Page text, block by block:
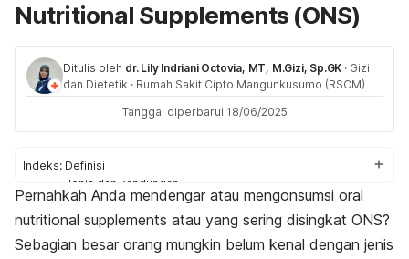
Nutritional Supplements (ONS)
Ditulis oleh dr. Lily Indriani Octovia, MT, M.Gizi, Sp.GK · Gizi
dan Dietetik · Rumah Sakit Cipto Mangunkusumo (RSCM)
Tanggal diperbarui 18/06/2025
Indeks: Definisi
Jenis dan kandungan
Siapa yang membutuhkan
Pentingnya
Pernahkah Anda mendengar atau mengonsumsi oral
nutritional supplements atau yang sering disingkat ONS?
Sebagian besar orang mungkin belum kenal dengan jenis